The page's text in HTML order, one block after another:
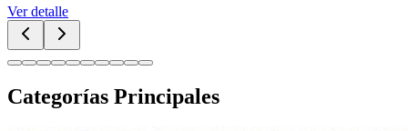
Ver detalle
Categorías Principales